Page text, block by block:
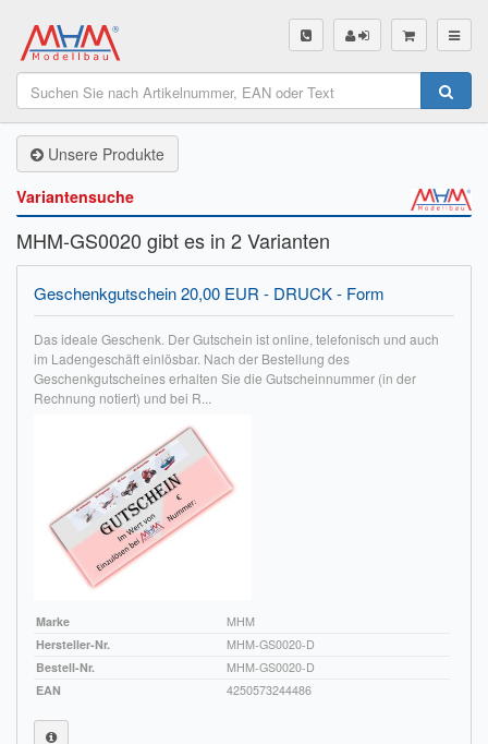
SHOP
Unsere Produkte
Servo Finder
Schiffsschrauben Finder
Räder Finder
Luftschrauben Finder
Sendungsverfolgung DHL
Sendungsverfolgung DPD
Verfügbarkeitsanzeige
Widerrufsrecht
Widerrufsbelehrung für den Verkauf von Waren / Muster-
Unsere Produkte
Variantensuche
MHM-GS0020 gibt es in 2 Varianten
Geschenkgutschein 20,00 EUR - DRUCK - Form
Das ideale Geschenk. Der Gutschein ist online, telefonisch und auch
im Ladengeschäft einlösbar. Nach der Bestellung des
Geschenkgutscheines erhalten Sie die Gutscheinnummer (in der
Rechnung notiert) und bei R...
Marke
MHM
Hersteller-Nr.
MHM-GS0020-D
Bestell-Nr.
MHM-GS0020-D
EAN
4250573244486